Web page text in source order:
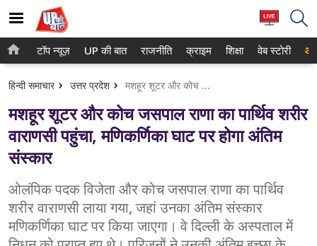
होम
टॉप न्यूज़
UP की बात
राजनीति
क्राइम
शिक्षा
टॉप न्यूज़ UP की बात राजनीति क्राइम शिक्षा वेब स्टोरी
हिन्दी समाचार उत्तर प्रदेश मशहूर शूटर और कोच जसपाल राणा का पार्थिव शरीर वाराणसी पहुंचा, मणिकर्णिका घाट पर होगा अंतिम संस्कार
मशहूर शूटर और कोच जसपाल राणा का पार्थिव शरीर
वाराणसी पहुंचा, मणिकर्णिका घाट पर होगा अंतिम
संस्कार
ओलंपिक पदक विजेता और कोच जसपाल राणा का पार्थिव
शरीर वाराणसी लाया गया, जहां उनका अंतिम संस्कार
मणिकर्णिका घाट पर किया जाएगा। वे दिल्ली के अस्पताल में
गाजियाबाद
लखनऊ
कानपुर
वाराणसी
आगरा